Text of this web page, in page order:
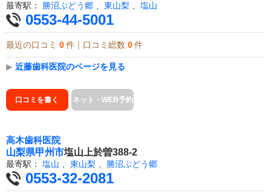
最寄駅： 勝沼ぶどう郷 東山梨 塩山
0553-44-5001
最近の口コミ 0 件｜口コミ総数 0 件
▶ 近藤歯科医院のページを見る
口コミを書く ネット・WEB予約
高木歯科医院
山梨県甲州市塩山上於曽388-2
最寄駅： 塩山 東山梨 勝沼ぶどう郷
0553-32-2081